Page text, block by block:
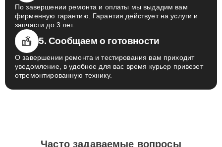
По завершении ремонта и оплаты мы выдадим вам
фирменную гарантию. Гарантия действует на услуги и
запчасти до 3 лет.
5. Сообщаем о готовности
О завершении ремонта и тестирования вам приходит
уведомление, в удобное для вас время курьер привезет
отремонтированную технику.
Часто задаваемые вопросы